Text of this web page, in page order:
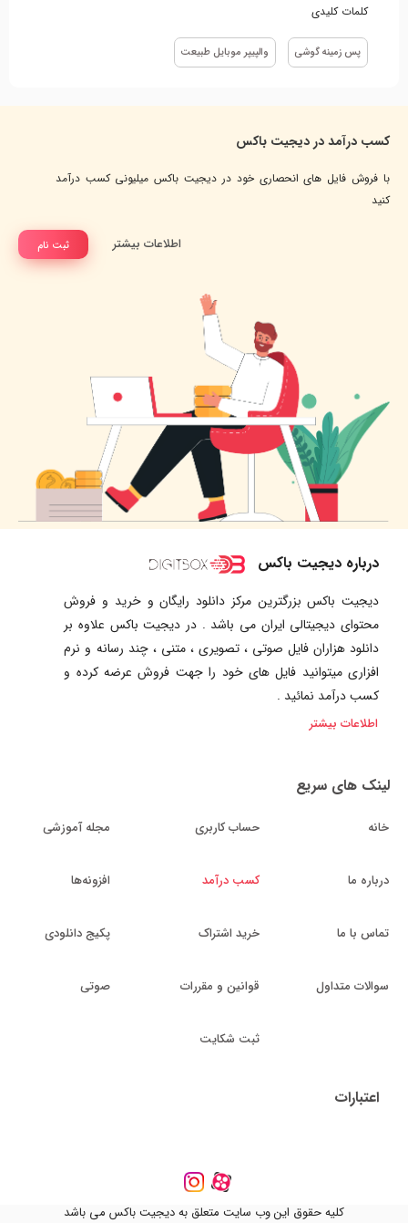
کلمات کلیدی
پس زمینه گوشی والپیپر موبایل طبیعت
کسب درآمد در دیجیت باکس
با فروش فایل های انحصاری خود در دیجیت باکس میلیونی کسب درآمد
کنید
ثبت نام اطلاعات بیشتر
درباره دیجیت باکس
دیجیت باکس بزرگترین مرکز دانلود رایگان و خرید و فروش
محتوای دیجیتالی ایران می باشد . در دیجیت باکس علاوه بر
دانلود هزاران فایل صوتی ، تصویری ، متنی ، چند رسانه و نرم
افزاری میتوانید فایل های خود را جهت فروش عرضه کرده و
کسب درآمد نمائید .
اطلاعات بیشتر
لینک های سریع
خانه
درباره ما
تماس با ما
سوالات متداول
حساب کاربری
کسب درآمد
خرید اشتراک
قوانین و مقررات
ثبت شکایت
مجله آموزشی
افزونه‌ها
پکیج دانلودی
صوتی
اعتبارات
کلیه حقوق این وب سایت متعلق به دیجیت باکس می باشد